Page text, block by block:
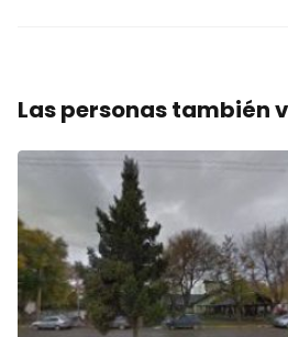
Las personas también